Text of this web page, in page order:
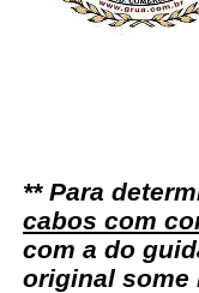
** Para
cabos com
com a do
original some